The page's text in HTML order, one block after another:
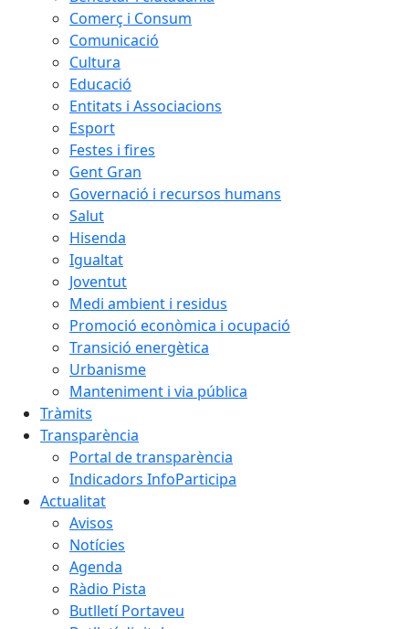
Comerç i Consum
Comunicació
Cultura
Educació
Entitats i Associacions
Esport
Festes i fires
Gent Gran
Governació i recursos humans
Salut
Hisenda
Igualtat
Joventut
Medi ambient i residus
Promoció econòmica i ocupació
Transició energètica
Urbanisme
Manteniment i via pública
Tràmits
Transparència
Portal de transparència
Indicadors InfoParticipa
Actualitat
Avisos
Notícies
Agenda
Ràdio Pista
Butlletí Portaveu